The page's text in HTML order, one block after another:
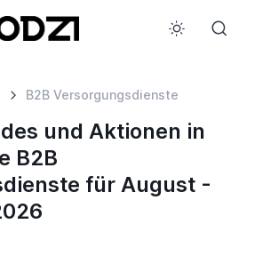
B2B Versorgungsdienste
und Aktionen in
B2B
für August -